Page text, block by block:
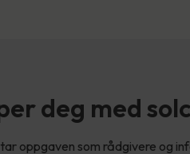
deg med
oppgaven som rådgivere og